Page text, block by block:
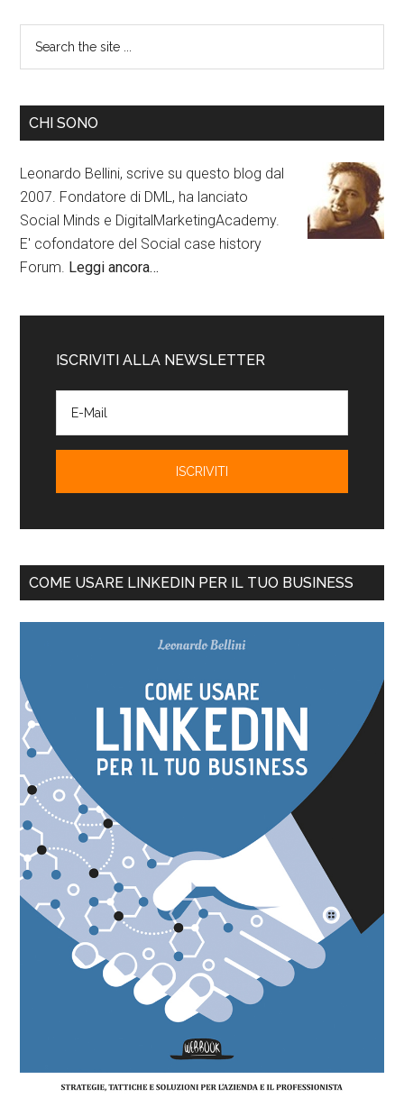
CHI SONO
Leonardo Bellini, scrive su questo blog dal
2007. Fondatore di DML, ha lanciato
Social Minds e DigitalMarketingAcademy.
E' cofondatore del Social case history
Forum. Leggi ancora…
ISCRIVITI ALLA NEWSLETTER
COME USARE LINKEDIN PER IL TUO BUSINESS